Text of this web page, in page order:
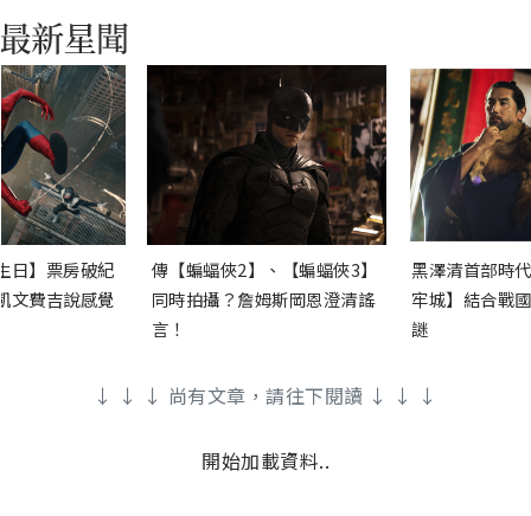
日】票房破紀
文費吉說感覺
傳【蝙蝠俠2】、【蝙蝠俠3】
同時拍攝？詹姆斯岡恩澄清謠
言！
黑澤清首部時
牢城】結合戰
謎
↓ ↓ ↓ 尚有文章，請往下閱讀 ↓ ↓ ↓
開始加載資料..